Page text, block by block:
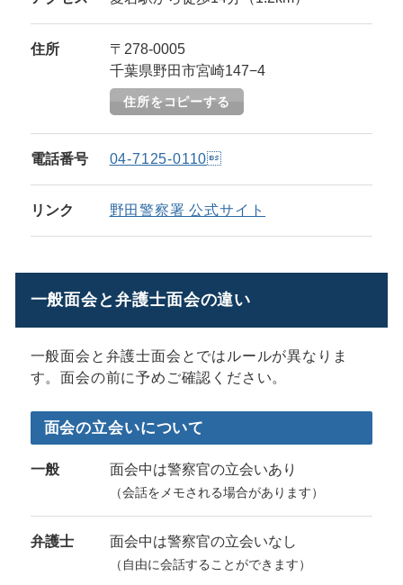
住所
〒278-0005
千葉県野田市宮崎147−4
住所をコピーする
電話番号 04-7125-0110
リンク 野田警察署 公式サイト
一般面会と弁護士面会の違い
一般面会と弁護士面会とではルールが異なりま
す。面会の前に予めご確認ください。
面会の立会いについて
一般 面会中は警察官の立会いあり
（会話をメモされる場合があります）
弁護士 面会中は警察官の立会いなし
（自由に会話することができます）